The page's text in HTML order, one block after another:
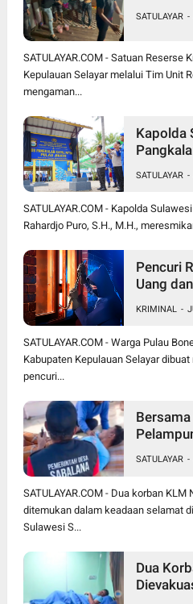
SATULAYAR -
SATULAYAR.COM - Satuan Reserse
Kepulauan Selayar melalui Tim Unit
mengaman...
Kapolda
SATULAYAR -
SATULAYAR.COM - Kapolda
Rahardjo Puro, S.H., M.H.,
Pencuri
Uang
Rupiah
KRIMINAL -
SATULAYAR.COM - Warga Pulau
Kabupaten Kepulauan Selayar
pencuri...
Hanya
SATULAYAR -
SATULAYAR.COM - Dua korban
ditemukan dalam keadaan selamat
Sulawesi S...
Dua